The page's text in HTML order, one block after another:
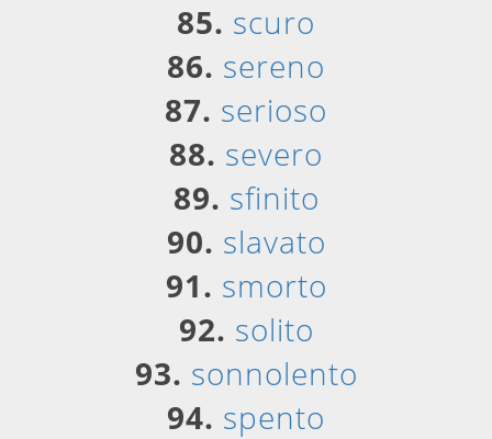
85. scuro
86. sereno
87. serioso
88. severo
89. sfinito
90. slavato
91. smorto
92. solito
93. sonnolento
94. spento